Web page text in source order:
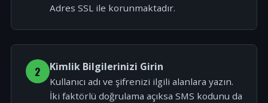
Adres SSL ile korunmaktadır.
2 Kimlik Bilgilerinizi Girin
Kullanıcı adı ve şifrenizi ilgili alanlara yazın.
İki faktörlü doğrulama açıksa SMS kodunu da